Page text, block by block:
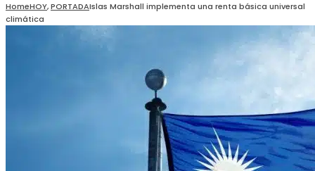
HomeHOY,PORTADAIslas Marshall implementa una renta básica universal
climática